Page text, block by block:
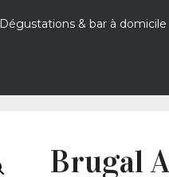
Dégustations & bar à domicile
Brugal